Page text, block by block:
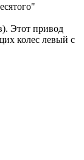
Этот привод
колес левый с